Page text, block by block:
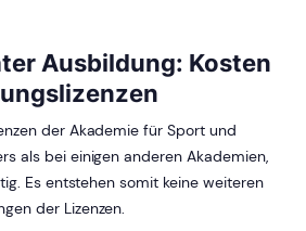
Ausbildung: Kosten
der Akademie für Sport und
als bei einigen anderen Akademien,
Es entstehen somit keine weiteren
der Lizenzen.